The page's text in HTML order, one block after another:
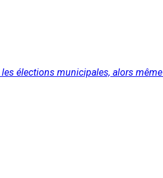
élections municipales, alors